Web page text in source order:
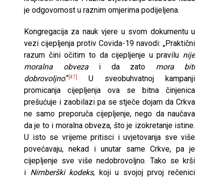
je odgovornost u raznim omjerima podijeljena.
Kongregacija za nauk vjere u svom dokumentu u
vezi cijepljenja protiv Covida-19 navodi: „Praktični
razum čini očitim to da cijepljenje u pravilu nije
moralna obvezai da zato mora biti
dobrovoljno.“ [47]
U sveobuhvatnoj kampanji
promicanja cijepljenja ova se bitna činjenica
prešućuje i zaobilazi pa se stječe dojam da Crkva
ne samo preporuča cijepljenje, nego da naučava
da je to i moralna obveza, što je izokretanje istine.
U isto se vrijeme pritisci i uvjetovanja sve više
povećavaju, nekad i unutar same Crkve, pa je
cijepljenje sve više nedobrovoljno. Tako se krši
i Nirnberški kodeks, koji u svojoj prvoj rečenici